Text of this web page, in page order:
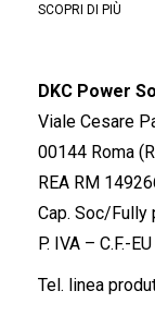
SCOPRI DI PIÙ
DKC Power
Viale Cesare
00144 Roma
REA RM
Cap. Soc/Fully
P. IVA – C.F.-
Tel. linea